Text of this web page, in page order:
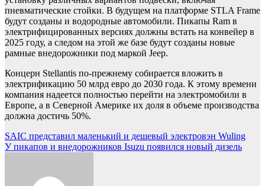
пневматические стойки. В будущем на платформе STLA Frame
будут созданы и водородные автомобили. Пикапы Ram в
электрифицированных версиях должны встать на конвейер в
2025 году, а следом на этой же базе будут созданы новые
рамные внедорожники под маркой Jeep.
Концерн Stellantis по-прежнему собирается вложить в
электрификацию 50 млрд евро до 2030 года. К этому времени
компания надеется полностью перейти на электромобили в
Европе, а в Северной Америке их доля в объеме производства
должна достичь 50%.
Навигация
по
SAIC представил маленький и дешевый электровэн Wuling
У пикапов и внедорожников Isuzu появился новый дизель